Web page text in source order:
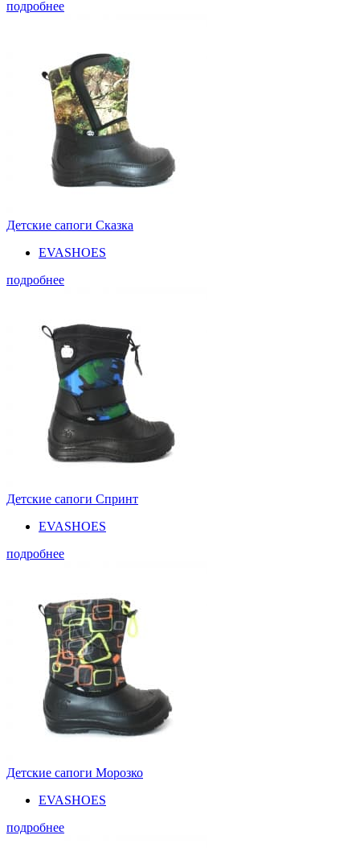
подробнее
Детские сапоги Сказка
EVASHOES
подробнее
Детские сапоги Спринт
EVASHOES
подробнее
Детские сапоги Морозко
EVASHOES
подробнее